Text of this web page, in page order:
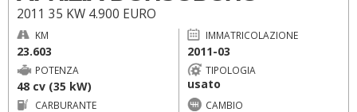
2011 35 KW 4.900 EURO
KM
23.603
IMMATRICOLAZIONE
2011-03
POTENZA
48 cv (35 kW)
TIPOLOGIA
usato
CARBURANTE CAMBIO